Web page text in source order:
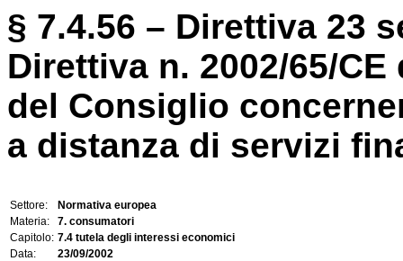
§ 7.4.56 – Direttiva 23
Direttiva n. 2002/65/
del Consiglio
a distanza di servizi
Settore:
Normativa europea
Materia:
7. consumatori
Capitolo: 7.4 tutela degli interessi economici
Data:
23/09/2002